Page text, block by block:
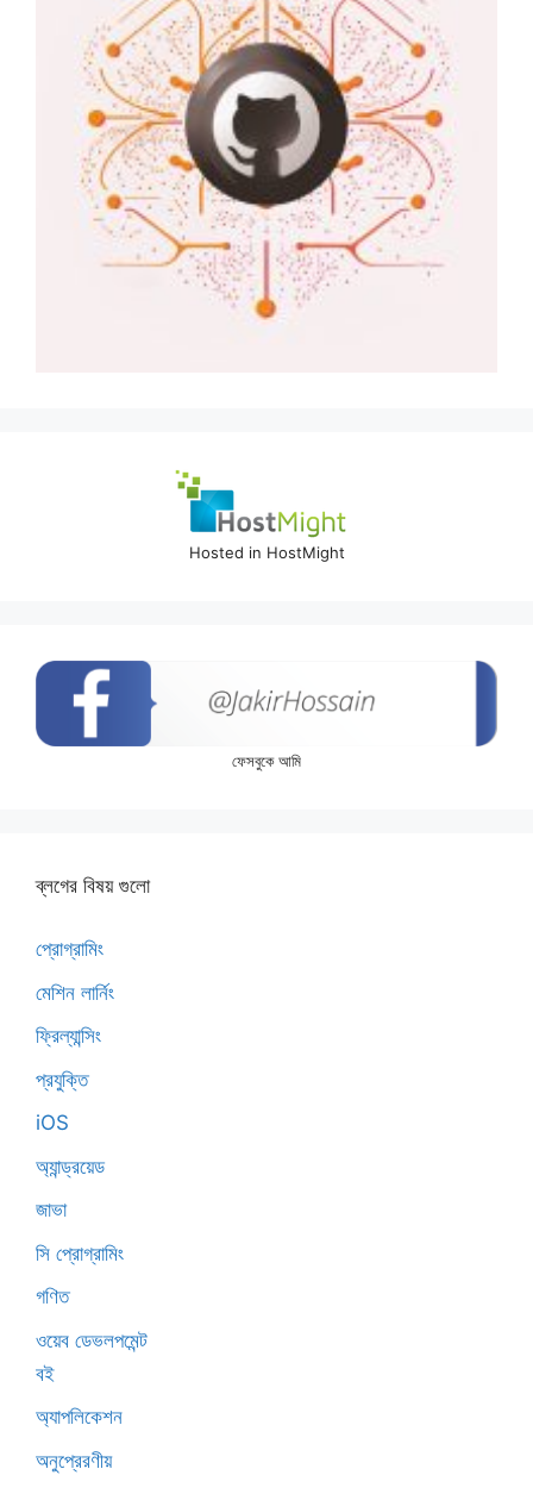
Hosted in HostMight
ফেসবুকে আমি
ব্লগের বিষয় গুলো
প্রোগ্রামিং
মেশিন লার্নিং
ফ্রিল্যান্সিং
প্রযুক্তি
iOS
অ্যান্ড্রয়েড
জাভা
সি প্রোগ্রামিং
গণিত
ওয়েব ডেভলপমেন্ট
বই
অ্যাপলিকেশন
অনুপ্রেরণীয়